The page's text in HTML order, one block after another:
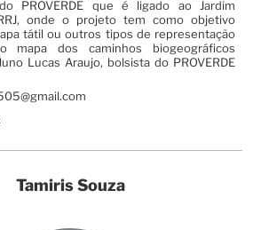
PROVERDE que é ligado ao Jardim
onde o projeto tem como objetivo
tátil ou outros tipos de representação
dos caminhos biogeográficos
Lucas Araujo, bolsista do PROVERDE
Tamiris Souza